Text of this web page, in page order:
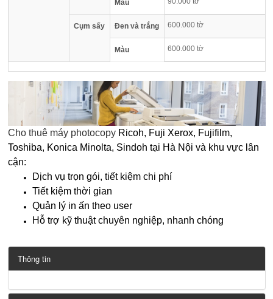
Màu
Cụm sấy Đen và trắng 600.000 tờ
Màu 600.000 tờ
Cho thuê máy photocopy Ricoh, Fuji Xerox, Fujifilm,
Toshiba, Konica Minolta, Sindoh tại Hà Nội và khu vực lân
cận:
Dịch vụ trọn gói, tiết kiệm chi phí
Tiết kiệm thời gian
Quản lý in ấn theo user
Hỗ trợ kỹ thuật chuyên nghiệp, nhanh chóng
Thông tin